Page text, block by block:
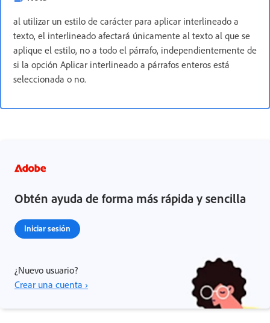
al utilizar un estilo de carácter para aplicar interlineado a
texto, el interlineado afectará únicamente al texto al que se
aplique el estilo, no a todo el párrafo, independientemente de
si la opción Aplicar interlineado a párrafos enteros está
seleccionada o no.
Obtén ayuda de forma más rápida y sencilla
Iniciar sesión
¿Nuevo usuario?
Crear una cuenta ›